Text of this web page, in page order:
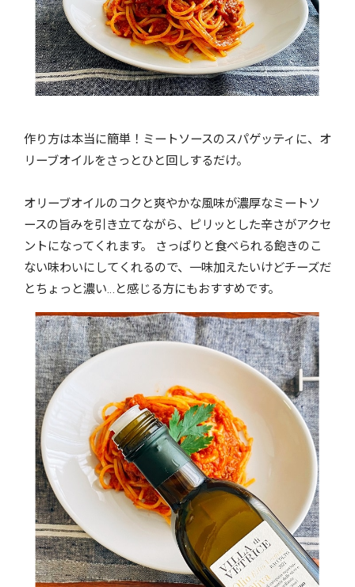
作り方は本当に簡単！ミートソースのスパゲッティに、オ
リーブオイルをさっとひと回しするだけ。
オリーブオイルのコクと爽やかな風味が濃厚なミートソ
ースの旨みを引き立てながら、ピリッとした辛さがアクセ
ントになってくれます。 さっぱりと食べられる飽きのこ
ない味わいにしてくれるので、一味加えたいけどチーズだ
とちょっと濃い…と感じる方にもおすすめです。